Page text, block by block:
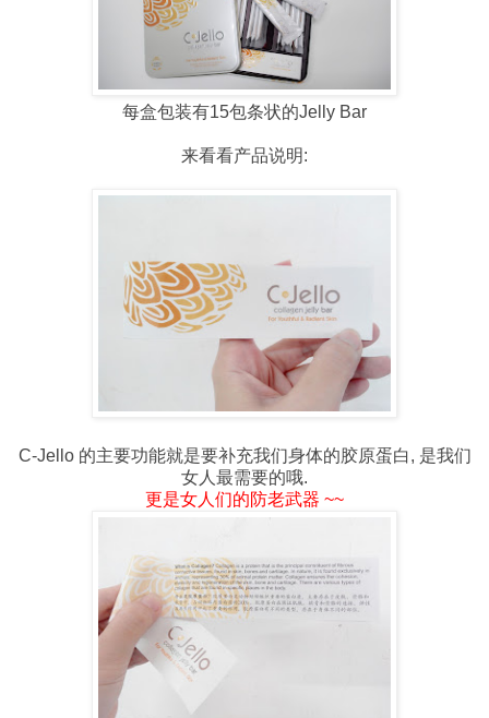
每盒包装有15包条状的Jelly Bar
来看看产品说明:
C-Jello 的主要功能就是要补充我们身体的胶原蛋白, 是我们
女人最需要的哦.
更是女人们的防老武器 ~~